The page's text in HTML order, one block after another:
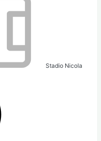
Stadio Nicola